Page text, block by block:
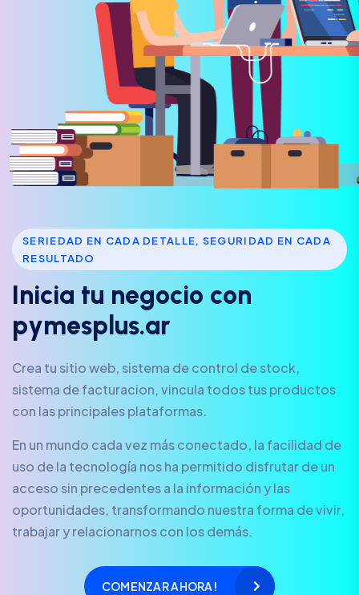
SERIEDAD EN CADA DETALLE, SEGURIDAD EN CADA
RESULTADO
Inicia tu negocio con
pymesp us.ar
Crea tu sitio web, sistema de control de stock,
sistema de facturacion, vincula todos tus productos
con las principales plataformas.
En un mundo cada vez más conectado, la facilidad de
uso de la tecnología nos ha permitido disfrutar de un
acceso sin precedentes a la información y las
oportunidades, transformando nuestra forma de vivir,
trabajar y relacionarnos con los demás.
COMENZAR AHORA!